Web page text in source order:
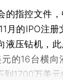
指控文件，
月的IPO注
液压钻机，
的16台横向
到1700万美元